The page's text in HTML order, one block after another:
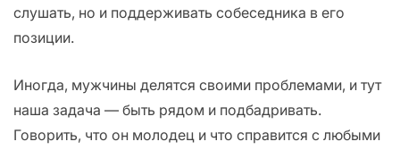
слушать, но и поддерживать собеседника в его
позиции.
Иногда, мужчины делятся своими проблемами, и тут
наша задача — быть рядом и подбадривать.
Говорить, что он молодец и что справится с любыми